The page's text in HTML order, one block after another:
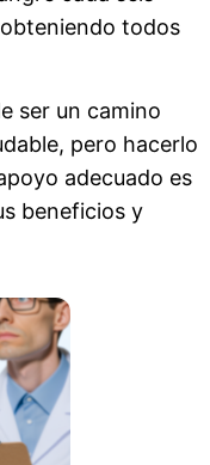
todos
ser un camino
pero hacerlo
adecuado es
beneficios y